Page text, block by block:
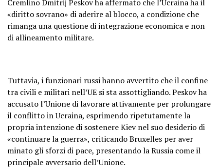
Cremlino Dmitrij Peskov ha affermato che l’Ucraina ha il
«diritto sovrano» di aderire al blocco, a condizione che
rimanga una questione di integrazione economica e non
di allineamento militare.
Tuttavia, i funzionari russi hanno avvertito che il confine
tra civili e militari nell’UE si sta assottigliando. Peskov ha
accusato l’Unione di lavorare attivamente per prolungare
il conflitto in Ucraina, esprimendo ripetutamente la
propria intenzione di sostenere Kiev nel suo desiderio di
«continuare la guerra», criticando Bruxelles per aver
minato gli sforzi di pace, presentando la Russia come il
principale avversario dell’Unione.